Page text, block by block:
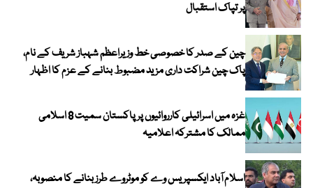
پر تپاک استقبال
چین کے صدر کا خصوصی خط وزیراعظم شہباز شریف کے نام،
پاک چین شراکت داری مزید مضبوط بنانے کے عزم کا اظہار
غزہ میں اسرائیلی کارروائیوں پر پاکستان سمیت 8 اسلامی
ممالک کا مشترکہ اعلامیہ
اسلام آباد ایکسپریس وے کو موٹروے طرز بنانے کا منصوبہ،